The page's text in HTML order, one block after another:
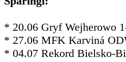
* 20.06 Gryf Wejherowo
* 27.06 MFK Karviná
* 04.07 Rekord Bielsko-